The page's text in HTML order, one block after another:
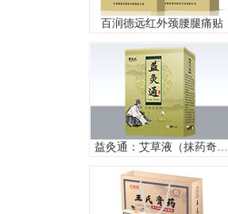
百润德远红外颈腰腿痛贴
益灸通：艾草液（抹药奇方，透皮吸收，见效快）